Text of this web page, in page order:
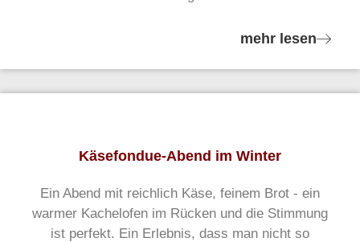
mehr lesen
Käsefondue-Abend im Winter
Ein Abend mit reichlich Käse, feinem Brot - ein
warmer Kachelofen im Rücken und die Stimmung
ist perfekt. Ein Erlebnis, dass man nicht so